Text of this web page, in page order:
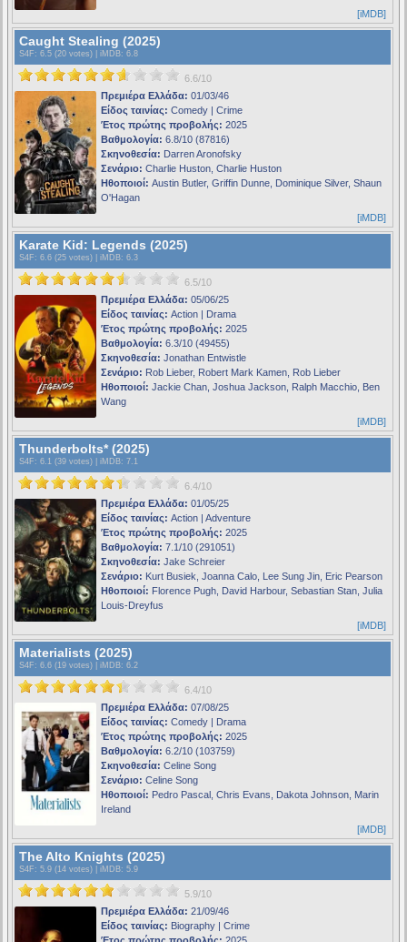
[iMDB]
Caught Stealing (2025)
S4F : 6.5 (20 votes) | iMDB: 6.8
6.6/10
Πρεμιέρα Ελλάδα: 01/03/46
Είδος ταινίας: Comedy | Crime
Έτος πρώτης προβολής: 2025
Βαθμολογία: 6.8/10 (87816)
Σκηνοθεσία: Darren Aronofsky
Σενάριο: Charlie Huston, Charlie Huston
Ηθοποιοί: Austin Butler, Griffin Dunne, Dominique Silver, Shaun
O'Hagan
[iMDB]
Karate Kid: Legends (2025)
S4F : 6.6 (25 votes) | iMDB: 6.3
6.5/10
Πρεμιέρα Ελλάδα: 05/06/25
Είδος ταινίας: Action | Drama
Έτος πρώτης προβολής: 2025
Βαθμολογία: 6.3/10 (49455)
Σκηνοθεσία: Jonathan Entwistle
Σενάριο: Rob Lieber, Robert Mark Kamen, Rob Lieber
Ηθοποιοί: Jackie Chan, Joshua Jackson, Ralph Macchio, Ben
Wang
[iMDB]
Thunderbolts* (2025)
S4F : 6.1 (39 votes) | iMDB: 7.1
6.4/10
Πρεμιέρα Ελλάδα: 01/05/25
Είδος ταινίας: Action | Adventure
Έτος πρώτης προβολής: 2025
Βαθμολογία: 7.1/10 (291051)
Σκηνοθεσία: Jake Schreier
Σενάριο: Kurt Busiek, Joanna Calo, Lee Sung Jin, Eric Pearson
Ηθοποιοί: Florence Pugh, David Harbour, Sebastian Stan, Julia
Louis-Dreyfus
[iMDB]
Materialists (2025)
S4F : 6.6 (19 votes) | iMDB: 6.2
6.4/10
Πρεμιέρα Ελλάδα: 07/08/25
Είδος ταινίας: Comedy | Drama
Έτος πρώτης προβολής: 2025
Βαθμολογία: 6.2/10 (103759)
Σκηνοθεσία: Celine Song
Σενάριο: Celine Song
Ηθοποιοί: Pedro Pascal, Chris Evans, Dakota Johnson, Marin
Ireland
[iMDB]
The Alto Knights (2025)
S4F : 5.9 (14 votes) | iMDB: 5.9
5.9/10
Πρεμιέρα Ελλάδα: 21/09/46
Είδος ταινίας: Biography | Crime